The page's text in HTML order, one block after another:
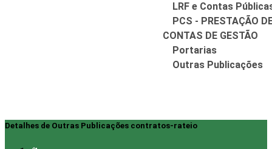
LRF e Contas
PCS - PRESTAÇÃO
CONTAS DE GESTÃO
Portarias
Outras Publicações
Detalhes de Outras Publicações contratos-rateio